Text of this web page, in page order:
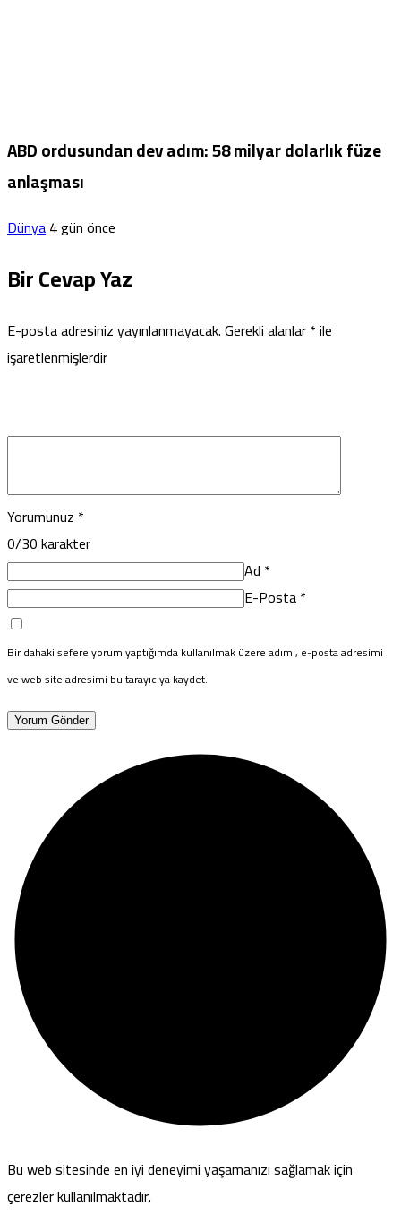
ABD ordusundan dev adım: 58 milyar dolarlık füze
anlaşması
Dünya4 gün önce
Bir Cevap Yaz
E-posta adresiniz yayınlanmayacak.Gerekli alanlar*ile
işaretlenmişlerdir
Yorumunuz *
0/30 karakter
Ad *
E-Posta*
Bir dahaki sefere yorum yaptığımda kullanılmak üzere adımı, e-posta adresimi
ve web site adresimi bu tarayıcıya kaydet.
Yorum Gönder
Bu web sitesinde en iyi deneyimi yaşamanızı sağlamak için
çerezler kullanılmaktadır.